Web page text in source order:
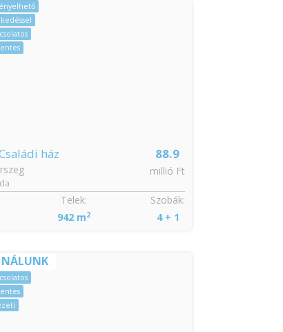
88.9
millió Ft
ház
Szobák:
4 + 1
Telek:
942 m2
NÁLUNK